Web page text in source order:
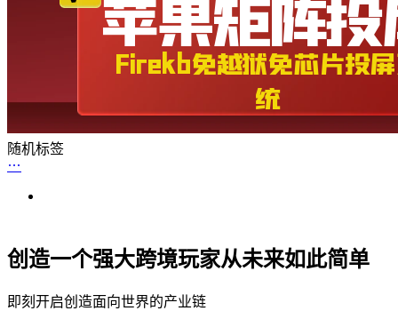
随机标签
创造一个强大跨境玩家从未来如此简单
即刻开启创造面向世界的产业链